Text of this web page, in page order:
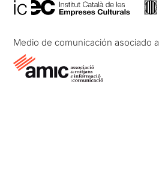
Medio de comunicación asociado a